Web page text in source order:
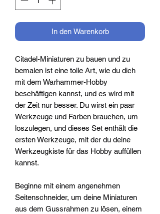
In den Warenkorb
Citadel-Miniaturen zu bauen und zu
bemalen ist eine tolle Art, wie du dich
mit dem Warhammer-Hobby
beschäftigen kannst, und es wird mit
der Zeit nur besser. Du wirst ein paar
Werkzeuge und Farben brauchen, um
loszulegen, und dieses Set enthält die
ersten Werkzeuge, mit der du deine
Werkzeugkiste für das Hobby auffüllen
kannst.
Beginne mit einem angenehmen
Seitenschneider, um deine Miniaturen
aus dem Gussrahmen zu lösen, einem